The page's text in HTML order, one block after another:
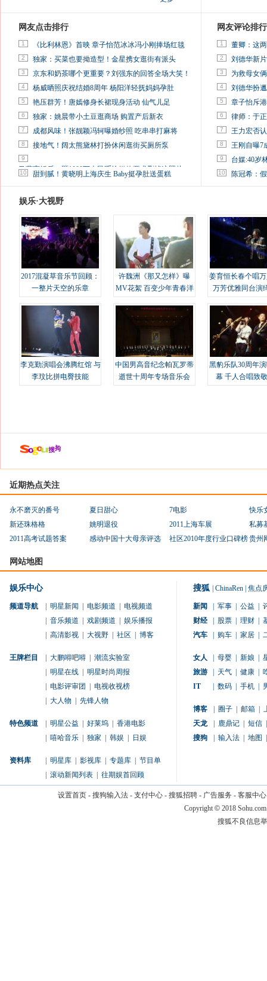
网友点击排行
1 《比利林恩》首映 章子怡范冰冰冯小刚捧场红毯
2 独家：买菜也要拗造型！金星携女逛街有派头
3 京东和奶茶哪个更重要？刘强东的回答全场大笑！
4 杨威晒照庆祝结婚8周年 杨阳洋轻抚妈妈孕肚
5 艳压群芳！唐嫣修身长裙现身活动 仙气儿足
6 独家：姚晨带小土豆逛商场 购置产后新衣
7 成都风味！张靓颖冯轲曝婚纱照 吃串串打麻将
8 接地气！阔太熊黛林打扮休闲逛街买厕所泵
9
马蓉离婚后，砸1000万人民币给媒体要求删掉这照片
10 甜到腻！黄晓明上海庆生 Baby挺孕肚送蛋糕
网友评论排行
1 董卿：这
2 刘德华新
3 为救母女
4 刘德华扮
5 章子怡斥
6 律师：于
7 王力宏否
8 王刚自曝7
9 台媒:40岁
10 陈冠希：
娱乐·大视野
2017混凝草音乐节回顾：
一整片天空的乐章
许魏洲《那又怎样》曝
MV花絮 百变少年青春洋
姜育恒长春个唱
万芳优雅同台演
李克勤演唱会沸腾红馆 与
李玟比拼电臀技能
中国男高音纪念帕瓦罗蒂
逝世十周年专场音乐会
黑豹乐队30周年
幕 千人合唱致
近期热点关注
永不磨灭的番号 夏日甜心 7电影
快乐
新还珠格格
姚明退役 2011上海车展
私募
2011高考试题答案
感动中国十大母亲评选 社区2010年度行业口碑榜贵州
网站地图
娱乐中心
频道导航 明星新闻 电影频道
电视频道
音乐频道 戏剧频道
娱乐播报
高清影视 大视野 社区 博客
王牌栏目 大鹏嘚吧嘚
潮流实验室
明星在线
明星时尚周报
电影评审团
电视收视榜
大人物 先锋人物
特色频道 明星公益 好莱坞
香港电影
嘻哈音乐 独家 韩娱 日娱
资料库 明星库 影视库 专题库
节目单
滚动新闻列表 往期娱首回顾
搜狐 ChinaRen 焦点
新闻 军事 公益
财经
股票 理财
汽车
购车 家居
女人 母婴 新娘
旅游
天气 健康
IT
数码 手机
博客 圈子 邮箱
天龙
鹿鼎记 短信
搜狗
输入法 地图
设置首页- 搜狗输入法- 支付中心- 搜狐招聘- 广告服务 - 客服中心
Copyright © 2018
搜狐不良信息